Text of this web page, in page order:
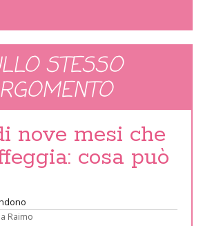
STESSO
nove mesi che
cosa può
Raimo